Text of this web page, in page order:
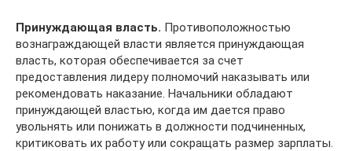
Принуждающая власть. Противоположностью
вознаграждающей власти является принуждающая
власть, которая обеспечивается за счет
предоставления лидеру полномочий наказывать или
рекомендовать наказание. Начальники обладают
принуждающей властью, когда им дается право
увольнять или понижать в должности подчиненных,
критиковать их работу или сокращать размер зарплаты.